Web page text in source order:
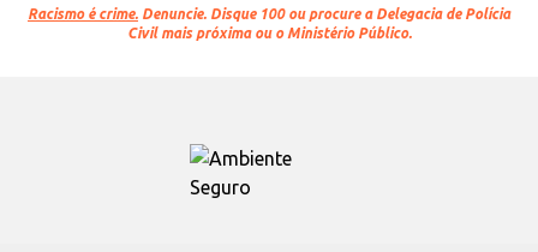
Racismo é crime. Denuncie. Disque 100 ou procure a Delegacia de Polícia
Civil mais próxima ou o Ministério Público.